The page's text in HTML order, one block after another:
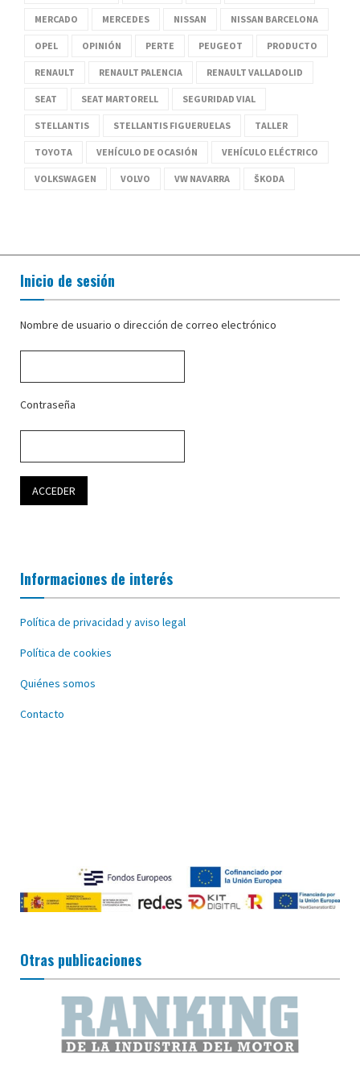
MERCADO MERCEDES NISSAN NISSAN BARCELONA
OPEL OPINIÓN PERTE PEUGEOT PRODUCTO
RENAULT RENAULT PALENCIA RENAULT VALLADOLID
SEAT SEAT MARTORELL SEGURIDAD VIAL
STELLANTIS STELLANTIS FIGUERUELAS TALLER
TOYOTA VEHÍCULO DE OCASIÓN VEHÍCULO ELÉCTRICO
VOLKSWAGEN VOLVO VW NAVARRA ŠKODA
Inicio de sesión
Nombre de usuario o dirección de correo electrónico
Contraseña
Informaciones de interés
Política de privacidad y aviso legal
Política de cookies
Quiénes somos
Contacto
Otras publicaciones